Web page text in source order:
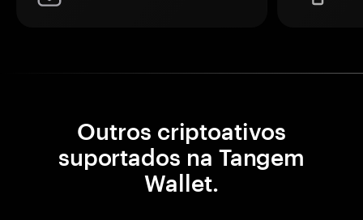
Outros criptoativos
suportados na Tangem
Wallet.